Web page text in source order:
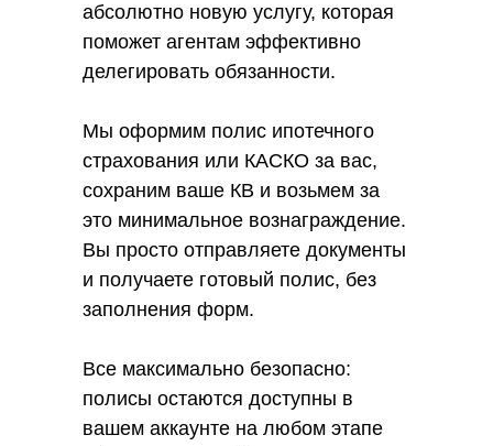
абсолютно новую услугу, которая
поможет агентам эффективно
делегировать обязанности.
Мы оформим полис ипотечного
страхования или КАСКО за вас,
сохраним ваше КВ и возьмем за
это минимальное вознаграждение.
Вы просто отправляете документы
и получаете готовый полис, без
заполнения форм.
Все максимально безопасно:
полисы остаются доступны в
вашем аккаунте на любом этапе